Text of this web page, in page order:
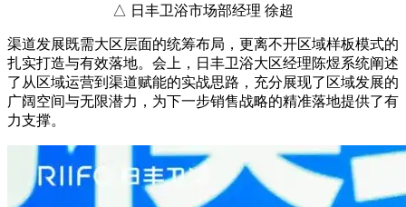
△ 日丰卫浴市场部经理 徐超
渠道发展既需大区层面的统筹布局，更离不开区域样板模式的
扎实打造与有效落地。会上，日丰卫浴大区经理陈煜系统阐述
了从区域运营到渠道赋能的实战思路，充分展现了区域发展的
广阔空间与无限潜力，为下一步销售战略的精准落地提供了有
力支撑。